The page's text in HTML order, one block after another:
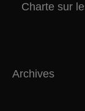
Charte sur
Archives